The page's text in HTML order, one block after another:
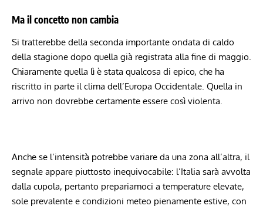
Ma il concetto non cambia
Si tratterebbe della seconda importante ondata di caldo
della stagione dopo quella già registrata alla fine di maggio.
Chiaramente quella lì è stata qualcosa di epico, che ha
riscritto in parte il clima dell’Europa Occidentale. Quella in
arrivo non dovrebbe certamente essere così violenta.
Anche se l’intensità potrebbe variare da una zona all’altra, il
segnale appare piuttosto inequivocabile: l’Italia sarà avvolta
dalla cupola, pertanto prepariamoci a temperature elevate,
sole prevalente e condizioni meteo pienamente estive, con